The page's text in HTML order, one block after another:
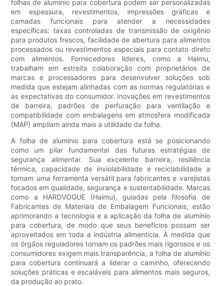
folhas de alumínio para cobertura podem ser personalizadas
em espessura, revestimentos, impressões gráficas e
camadas funcionais para atender a necessidades
específicas: taxas controladas de transmissão de oxigênio
para produtos frescos, facilidade de abertura para alimentos
processados ​​ou revestimentos especiais para contato direto
com alimentos. Fornecedores líderes, como a Haimu,
trabalham em estreita colaboração com proprietários de
marcas e processadores para desenvolver soluções sob
medida que estejam alinhadas com as normas regulatórias e
as expectativas do consumidor. Inovações em revestimentos
de barreira, padrões de perfuração para ventilação e
compatibilidade com embalagens em atmosfera modificada
(MAP) ampliam ainda mais a utilidade da folha.
A folha de alumínio para cobertura está se posicionando
como um pilar fundamental das futuras estratégias de
segurança alimentar. Sua excelente barreira, resiliência
térmica, capacidade de inviolabilidade e reciclabilidade a
tornam uma ferramenta versátil para fabricantes e varejistas
focados em qualidade, segurança e sustentabilidade. Marcas
como a HARDVOGUE (Haimu), guiadas pela filosofia de
Fabricantes de Materiais de Embalagem Funcionais, estão
aprimorando a tecnologia e a aplicação da folha de alumínio
para cobertura, de modo que seus benefícios possam ser
aproveitados em toda a indústria alimentícia. À medida que
os órgãos reguladores tornam os padrões mais rigorosos e os
consumidores exigem mais transparência, a folha de alumínio
para cobertura continuará a liderar o caminho, oferecendo
soluções práticas e escaláveis ​​para alimentos mais seguros,
da produção ao prato.